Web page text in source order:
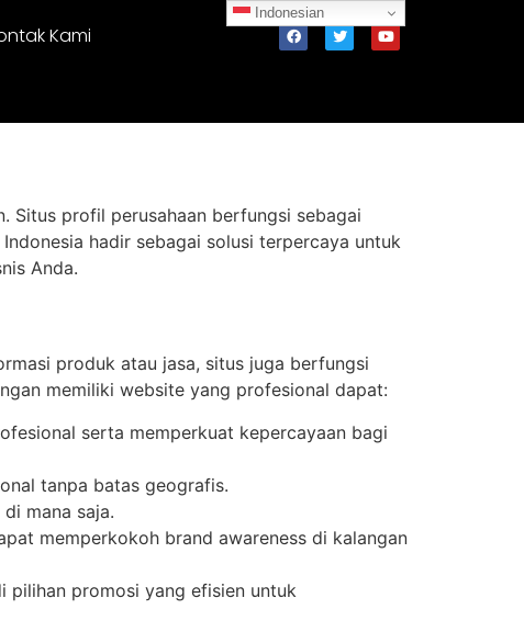
Kami
Situs profil perusahaan berfungsi sebagai
hadir sebagai solusi terpercaya untuk
Anda.
produk atau jasa, situs juga berfungsi
memiliki website yang profesional dapat:
serta memperkuat kepercayaan bagi
tanpa batas geografis.
mana saja.
memperkokoh brand awareness di kalangan
pilihan promosi yang efisien untuk
Indonesian